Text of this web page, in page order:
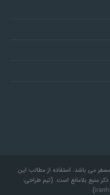
می باشد. استفاده از مطالب این
منبع بلامانع است. (تیم طراحی:
)